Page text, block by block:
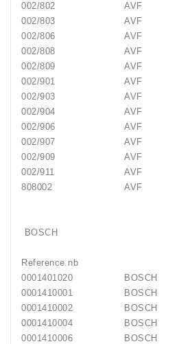
002/802
AVF
002/803
AVF
002/806
AVF
002/808
AVF
002/809
AVF
002/901
AVF
002/903
AVF
002/904
AVF
002/906
AVF
002/907
AVF
002/909
AVF
002/911
AVF
808002
AVF
BOSCH
Reference nb
0001401020
BOSCH
0001410001
BOSCH
0001410002
BOSCH
0001410004
BOSCH
0001410006
BOSCH